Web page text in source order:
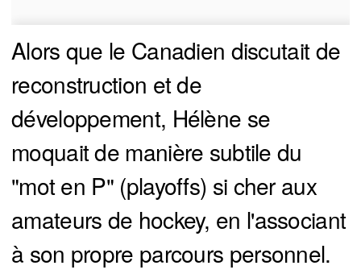
Alors que le Canadien discutait de
reconstruction et de
développement, Hélène se
moquait de manière subtile du
"mot en P" (playoffs) si cher aux
amateurs de hockey, en l'associant
à son propre parcours personnel.